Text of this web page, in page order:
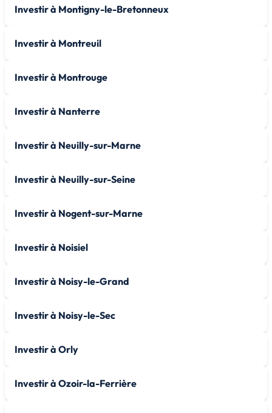
Investir à Montigny-le-Bretonneux
Investir à Montreuil
Investir à Montrouge
Investir à Nanterre
Investir à Neuilly-sur-Marne
Investir à Neuilly-sur-Seine
Investir à Nogent-sur-Marne
Investir à Noisiel
Investir à Noisy-le-Grand
Investir à Noisy-le-Sec
Investir à Orly
Investir à Ozoir-la-Ferrière